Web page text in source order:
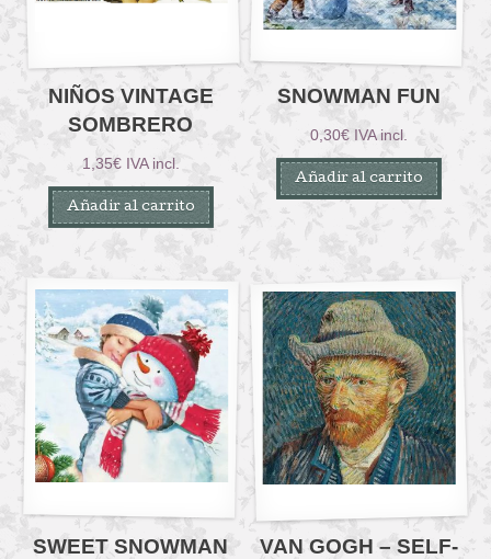
NIÑOS VINTAGE
SOMBRERO
1,35€ IVA incl.
Añadir al carrito
SNOWMAN FUN
0,30€ IVA incl.
Añadir al carrito
SWEET SNOWMAN VAN GOGH – SELF-